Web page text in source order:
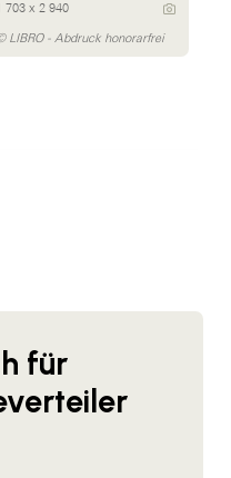
703 x 2 940
LIBRO - Abdruck honorarfrei
für